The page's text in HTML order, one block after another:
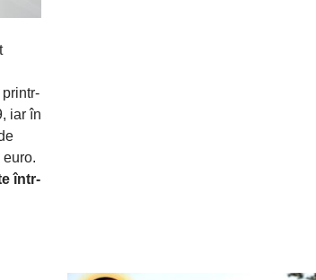
iar în
euro.
într-